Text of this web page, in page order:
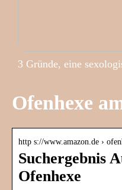
3 Gründe, eine
Ofenhexe
http s://www.amazon.de ›
Suchergebnis
Ofenhexe